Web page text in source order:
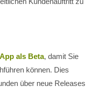
als Beta, damit Sie
können. Dies
über neue Releases